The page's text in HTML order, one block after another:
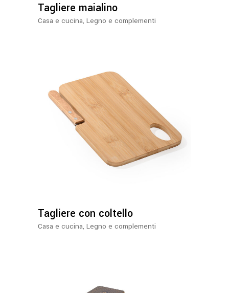
Tagliere maialino
Casa e cucina, Legno e complementi
Tagliere con coltello
Casa e cucina, Legno e complementi